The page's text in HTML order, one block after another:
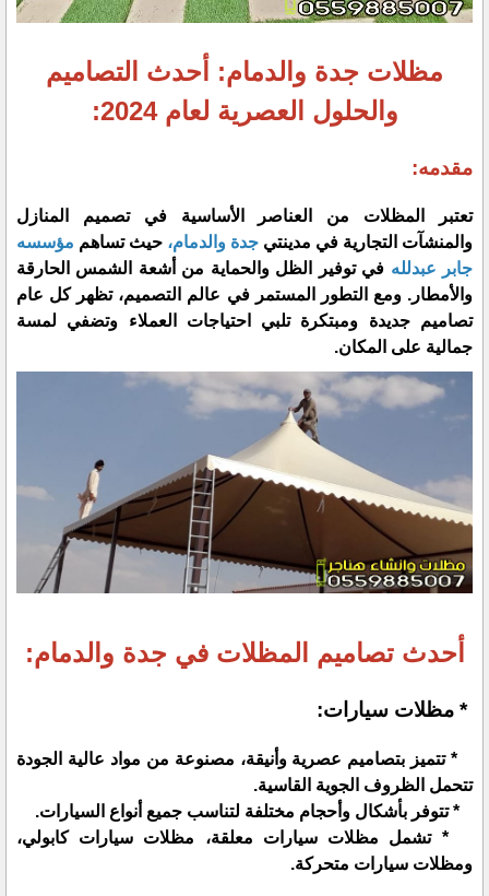
مظلات جدة والدمام: أحدث التصاميم
والحلول العصرية لعام 2024:
مقدمه:
تعتبر المظلات من العناصر الأساسية في تصميم المنازل
والمنشآت التجارية في مدينتي جدة والدمام، حيث تساهم مؤسسه
جابر عبدلله في توفير الظل والحماية من أشعة الشمس الحارقة
والأمطار. ومع التطور المستمر في عالم التصميم، تظهر كل عام
تصاميم جديدة ومبتكرة تلبي احتياجات العملاء وتضفي لمسة
جمالية على المكان.
أحدث تصاميم المظلات في جدة والدمام:
* مظلات سيارات:
* تتميز بتصاميم عصرية وأنيقة، مصنوعة من مواد عالية الجودة
تتحمل الظروف الجوية القاسية.
* تتوفر بأشكال وأحجام مختلفة لتناسب جميع أنواع السيارات.
* تشمل مظلات سيارات معلقة، مظلات سيارات كابولي،
ومظلات سيارات متحركة.